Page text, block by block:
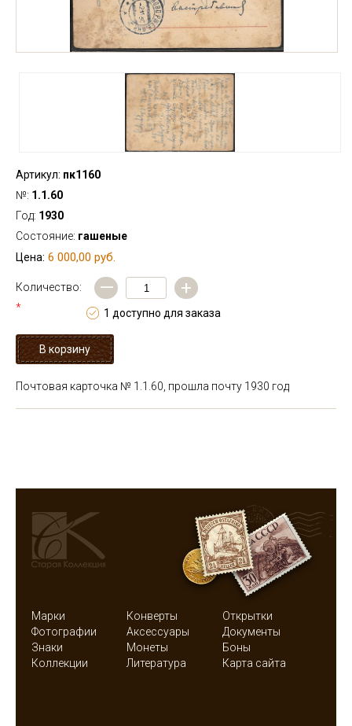
Артикул: пк1160
№: 1.1.60
Год: 1930
Состояние: гашеные
Цена: 6 000,00 руб.
Количество:
*
— +
1 доступно для заказа
Почтовая карточка № 1.1.60, прошла почту 1930 год
Марки Конверты
Открытки
Фотографии
Аксессуары
Документы
Знаки
Монеты
Боны
Коллекции
Литература Карта сайта